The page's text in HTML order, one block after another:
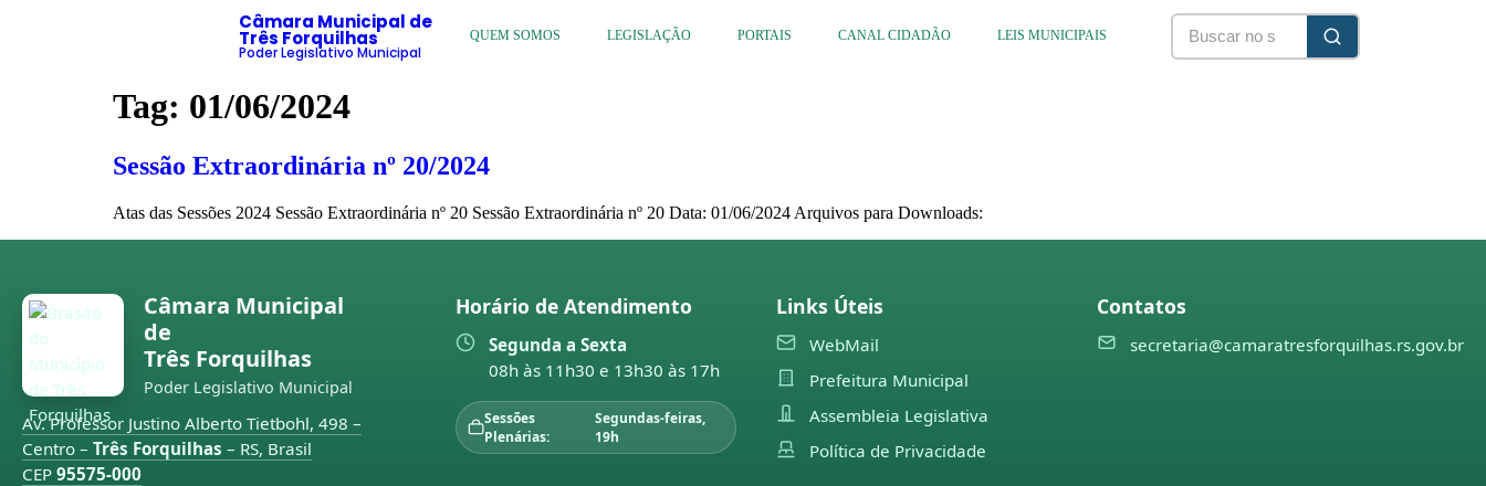
Câmara Municipal de
Três Forquilhas
Poder Legislativo Municipal
QUEM SOMOS LEGISLAÇÃO PORTAIS CANAL CIDADÃO LEIS MUNICIPAIS
Tag: 01/06/2024
Sessão Extraordinária nº 20/2024
Atas das Sessões 2024 Sessão Extraordinária nº 20 Sessão Extraordinária nº 20 Data: 01/06/2024 Arquivos para Downloads:
Câmara Municipal
de
Três Forquilhas
Poder Legislativo Municipal
Av. Professor Justino Alberto Tietbohl, 498 –
Centro – Três Forquilhas – RS, Brasil
CEP 95575-000
Horário de Atendimento
Segunda a Sexta
08h às 11h30 e 13h30 às 17h
Sessões
Plenárias:
Segundas-feiras,
19h
Links Úteis
WebMail
Prefeitura Municipal
Assembleia Legislativa
Política de Privacidade
Contatos
secretaria@camaratresforquilhas.rs.gov.br